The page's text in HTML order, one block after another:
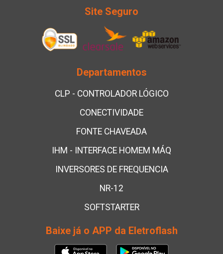
Site Seguro
Departamentos
CLP - CONTROLADOR LÓGICO
CONECTIVIDADE
FONTE CHAVEADA
IHM - INTERFACE HOMEM MÁQ
INVERSORES DE FREQUENCIA
NR-12
SOFTSTARTER
Baixe já o APP da Eletroflash